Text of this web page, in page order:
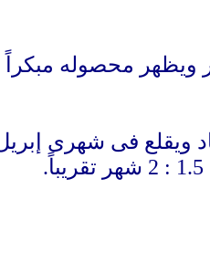
ويظهر محصوله
ويقلع فى شهرى